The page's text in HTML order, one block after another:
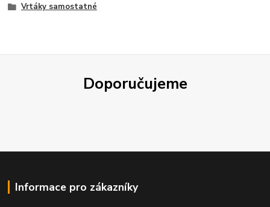
Vrtáky samostatné
Doporučujeme
Informace pro zákazníky